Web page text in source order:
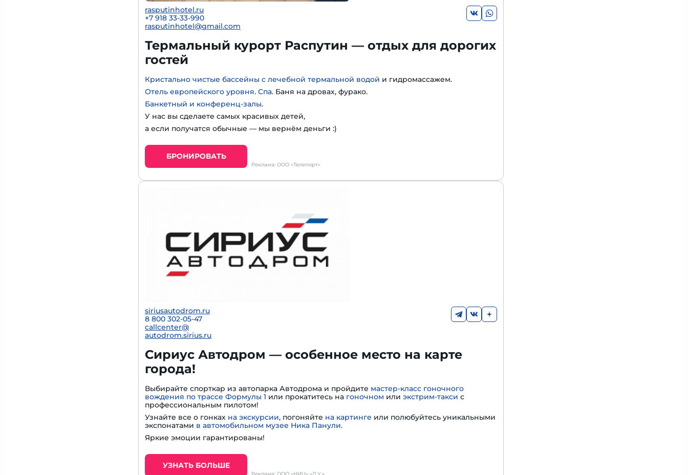
rasputinhotel.ru
+7 918 33-33-990
rasputinhotel@gmail.com
Термальный курорт Распутин — отдых для дорогих
гостей
Кристально чистые бассейны с лечебной термальной водой и гидромассажем.
Отель европейского уровня. Спа. Баня на дровах, фурако.
Банкетный и конференц-залы.
У нас вы сделаете самых красивых детей,
а если получатся обычные — мы вернём деньги :)
БРОНИРОВАТЬ
Реклама: ООО «Телепорт»
siriusautodrom.ru
8 800 302-05-47
callcenter@
autodrom.sirius.ru
Сириус Автодром — особенное место на карте
города!
Выбирайте спорткар из автопарка Автодрома и пройдите мастер-класс гоночного
вождения по трассе Формулы 1 или прокатитесь на гоночном или экстрим-такси с
профессиональным пилотом!
Узнайте все о гонках на экскурсии, погоняйте на картинге или полюбуйтесь уникальными
экспонатами в автомобильном музее Ника Панули.
Яркие эмоции гарантированы!
УЗНАТЬ БОЛЬШЕ